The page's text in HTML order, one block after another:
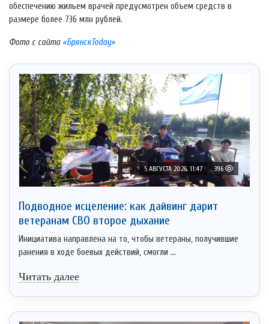
обеспечению жильем врачей предусмотрен объем средств в
размере более 736 млн рублей.
Фото с сайта «БрянскToday»
5 АВГУСТА 2026, 11:47 396
Подводное исцеление: как дайвинг дарит
ветеранам СВО второе дыхание
Инициатива направлена на то, чтобы ветераны, получившие
ранения в ходе боевых действий, смогли ...
Читать далее